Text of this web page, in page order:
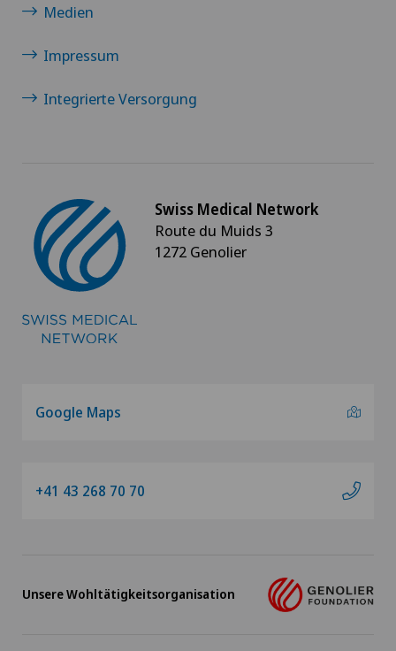
Morton Neurom
MRT
Multiple Sklerose (MS)
Myome
Neonatologie
Neurologie
Neuropsychologie
Medien
Impressum
Integrierte Versorgung
Swiss Medical Network
Route du Muids 3
1272 Genolier
Google Maps
+41 43 268 70 70
Unsere Wohltätigkeitsorganisation